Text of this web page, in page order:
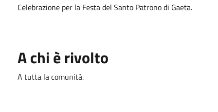
Celebrazione per la Festa del Santo Patrono di Gaeta.
A chi è rivolto
A tutta la comunità.